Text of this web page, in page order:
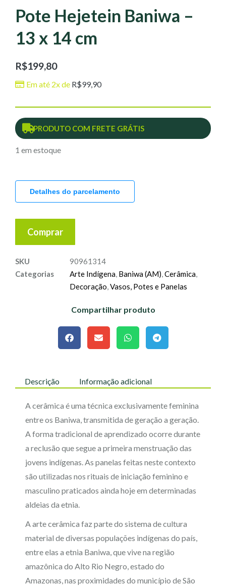
Pote Hejetein Baniwa –
13 x 14 cm
R$199,80
Em até 2x de R$99,90
PRODUTO COM FRETE GRÁTIS
1 em estoque
Detalhes do parcelamento
Comprar
SKU
90961314
Categorias
Arte Indígena, Baniwa (AM),Cerâmica,
Decoração,Vasos, Potes e Panelas
Compartilhar produto
Descrição Informação adicional
A cerâmica é uma técnica exclusivamente feminina
entre os Baniwa, transmitida de geração a geração.
A forma tradicional de aprendizado ocorre durante
a reclusão que segue a primeira menstruação das
jovens indígenas. As panelas feitas neste contexto
são utilizadas nos rituais de iniciação feminino e
masculino praticados ainda hoje em determinadas
aldeias da etnia.
A arte cerâmica faz parte do sistema de cultura
material de diversas populações indígenas do país,
entre elas a etnia Baniwa, que vive na região
amazônica do Alto Rio Negro, estado do
Amazonas, nas proximidades do município de São